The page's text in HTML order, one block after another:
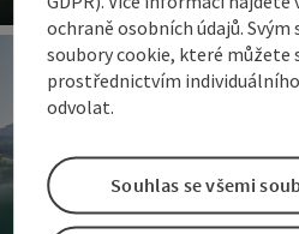
ochraně osobních údajů.
soubory cookie, které můžete
prostřednictvím
odvolat.
Souhlas se všemi